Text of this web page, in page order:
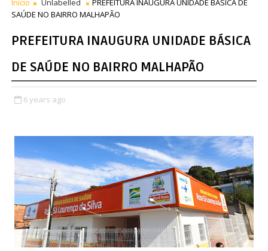
Início Unlabelled
PREFEITURA INAUGURA UNIDADE BÁSICA DE
SAÚDE NO BAIRRO MALHAPÃO
PREFEITURA INAUGURA UNIDADE BÁSICA
DE SAÚDE NO BAIRRO MALHAPÃO
6 years ago